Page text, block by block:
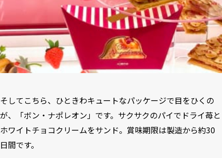
そしてこちら、ひときわキュートなパッケージで目をひくの
が、「ボン・ナポレオン」です。サクサクのパイでドライ苺と
ホワイトチョコクリームをサンド。賞味期限は製造から約30
日間です。